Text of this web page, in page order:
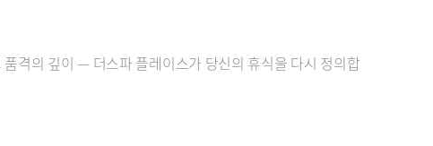
격의 깊이 — 더스파 플레이스가 당신의 휴식을 다시 정의합